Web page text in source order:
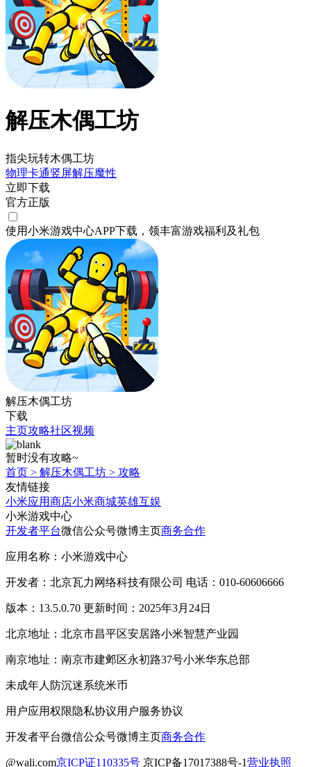
解压木偶工坊
指尖玩转木偶工坊
物理卡通竖屏解压魔性
立即下载
官方正版
使用小米游戏中心APP下载 ，领丰富游戏福利 及礼包
解压木偶工坊
下载
主页攻略社区视频
暂时没有攻略~
首页 > 解压木偶工坊 > 攻略
友情链接
小米应用商店小米商城英雄互娱
小米游戏中心
开发者平台微信公众号微博主页商务合作
应用名称：小米游戏中心
开发者：北京瓦力网络科技有限公司 电话：010-60606666
版本：13.5.0.70 更新时间：2025年3月24日
北京地址：北京市昌平区安居路小米智慧产业园
南京地址：南京市建邺区永初路37号小米华东总部
未成年人防沉迷系统米币
用户应用权限隐私协议用户服务协议
开发者平台微信公众号微博主页商务合作
@wali.com京ICP证110335号 京ICP备17017388号-1营业执照